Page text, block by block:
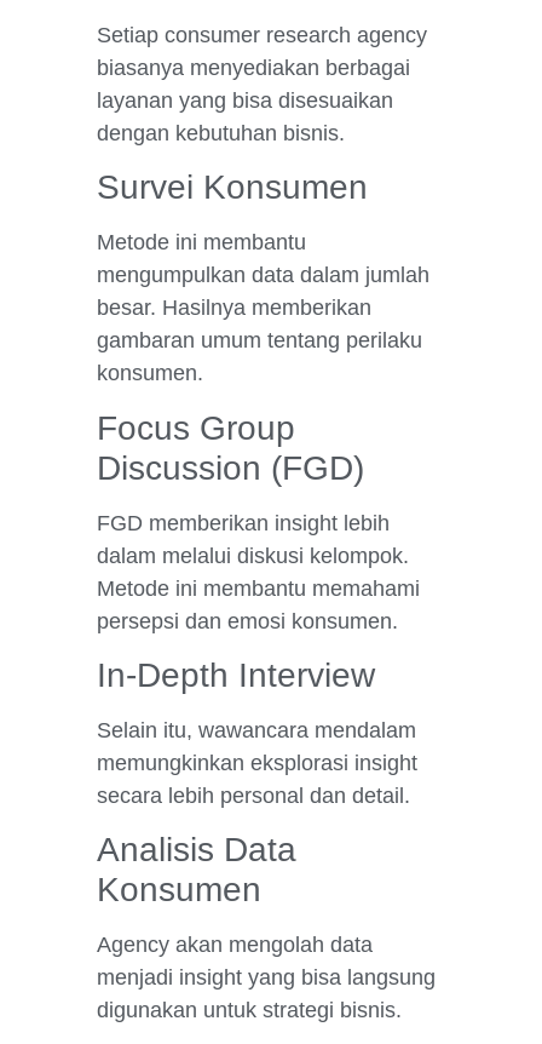
Setiap consumer research agency
biasanya menyediakan berbagai
layanan yang bisa disesuaikan
dengan kebutuhan bisnis.
Survei Konsumen
Metode ini membantu
mengumpulkan data dalam jumlah
besar. Hasilnya memberikan
gambaran umum tentang perilaku
konsumen.
Focus Group
Discussion (FGD)
FGD memberikan insight lebih
dalam melalui diskusi kelompok.
Metode ini membantu memahami
persepsi dan emosi konsumen.
In-Depth Interview
Selain itu, wawancara mendalam
memungkinkan eksplorasi insight
secara lebih personal dan detail.
Analisis Data
Konsumen
Agency akan mengolah data
menjadi insight yang bisa langsung
digunakan untuk strategi bisnis.